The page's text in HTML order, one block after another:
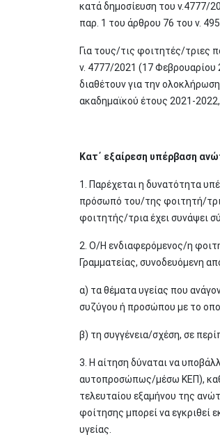
κατά δημοσίευση του ν.4777/
παρ. 1 του άρθρου 76 του ν.
Για τους/τις φοιτητές/τριες
ν. 4777/2021 (17 Φεβρουαρίου
διαθέτουν για την
ακαδημαϊκού έτους 2021-
Κατ΄ εξαίρεση υπέρβαση
1. Παρέχεται η δυνατότητα
πρόσωπό του/της φοιτητή/
φοιτητής/τρια έχει συνάψει
2. Ο/Η ενδιαφερόμενος/η
Γραμματείας, συνοδευόμενη
α) τα θέματα υγείας που
συζύγου ή προσώπου με το
β) τη συγγένεια/σχέση, σε
3. Η αίτηση δύναται να
αυτοπροσώπως/μέσω ΚΕΠ),
τελευταίου εξαμήνου της
φοίτησης μπορεί να εγκριθεί
υγείας.